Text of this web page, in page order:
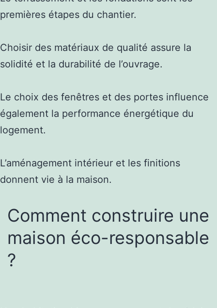
premières étapes du chantier.
Choisir des matériaux de qualité assure la
solidité et la durabilité de l’ouvrage.
Le choix des fenêtres et des portes influence
également la performance énergétique du
logement.
L’aménagement intérieur et les finitions
donnent vie à la maison.
Comment construire une
maison éco-responsable
?